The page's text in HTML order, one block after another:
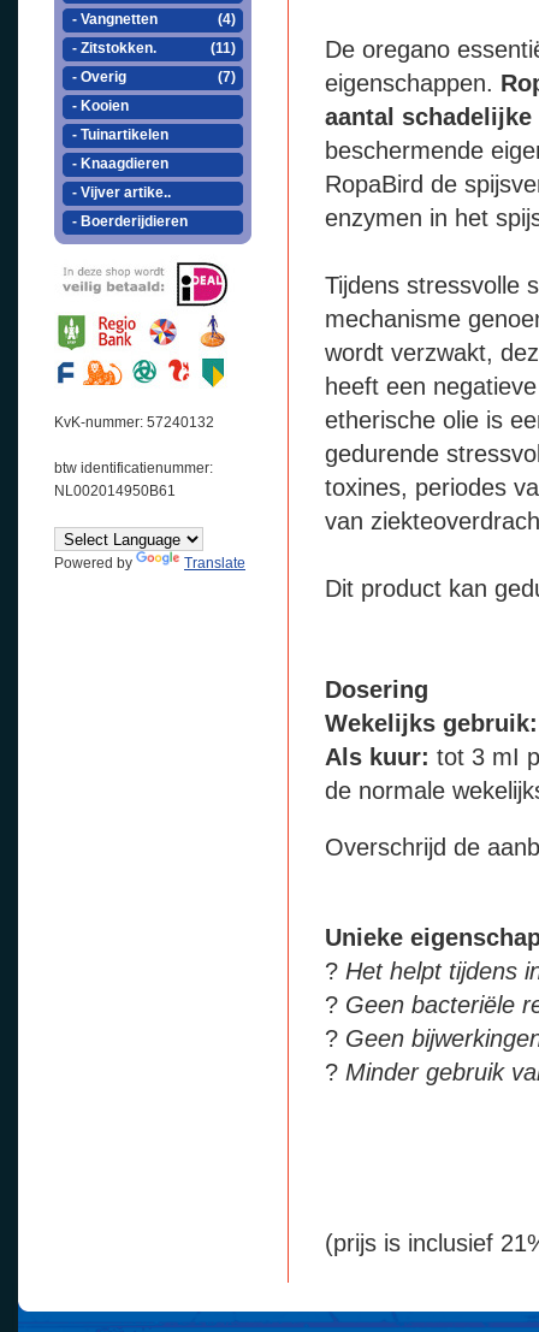
- Vangnetten
(4)
- Zitstokken.
(11)
- Overig
(7)
- Kooien
- Tuinartikelen
- Knaagdieren
- Vijver artike..
- Boerderijdieren
KvK-nummer: 57240132
btw identificatienummer:
NL002014950B61
Powered by Translate
De oregano
eigenschappen.
aantal
beschermende
RopaBird de
enzymen in het
Tijdens stressvolle
mechanisme
wordt verzwakt,
heeft een
etherische olie is
gedurende
toxines, periodes
van
Dit product kan
Dosering
Wekelijks gebruik:
Als kuur: tot 3 mI
de normale
Overschrijd de
Unieke
? Het helpt tijdens
? Geen bacteriële
? Geen
? Minder gebruik
(prijs is inclusief